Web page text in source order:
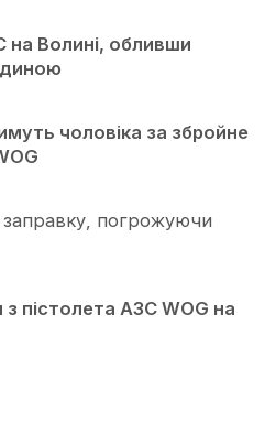
на Волині, обливши
чоловіка за збройне
погрожуючи
з пістолета АЗС WOG на